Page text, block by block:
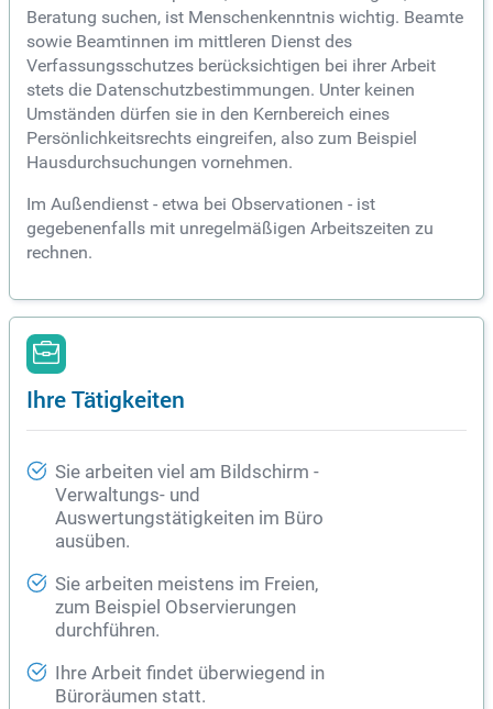
Beratung suchen, ist Menschenkenntnis wichtig. Beamte
sowie Beamtinnen im mittleren Dienst des
Verfassungsschutzes berücksichtigen bei ihrer Arbeit
stets die Datenschutzbestimmungen. Unter keinen
Umständen dürfen sie in den Kernbereich eines
Persönlichkeitsrechts eingreifen, also zum Beispiel
Hausdurchsuchungen vornehmen.
Im Außendienst - etwa bei Observationen - ist
gegebenenfalls mit unregelmäßigen Arbeitszeiten zu
rechnen.
Ihre Tätigkeiten
Sie arbeiten viel am Bildschirm -
Verwaltungs- und
Auswertungstätigkeiten im Büro
ausüben.
Sie arbeiten meistens im Freien,
zum Beispiel Observierungen
durchführen.
Ihre Arbeit findet überwiegend in
Büroräumen statt.